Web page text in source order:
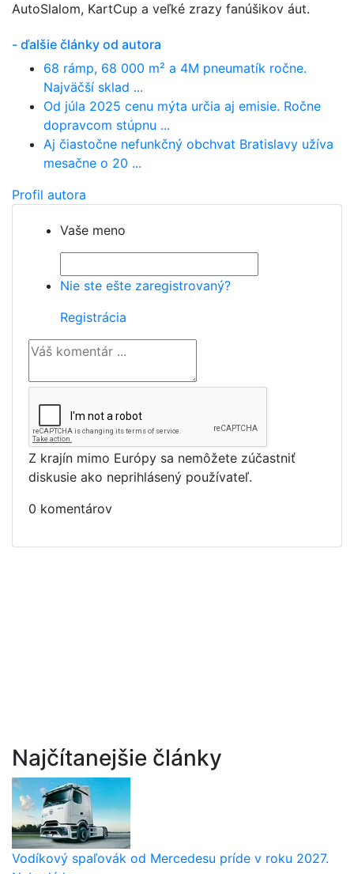
AutoSlalom, KartCup a veľké zrazy fanúšikov áut.
- ďalšie články od autora
68 rámp, 68 000 m² a 4M pneumatík ročne.
Najväčší sklad ...
Od júla 2025 cenu mýta určia aj emisie. Ročne
dopravcom stúpnu ...
Aj čiastočne nefunkčný obchvat Bratislavy užíva
mesačne o 20 ...
Profil autora
Vaše meno
Nie ste ešte zaregistrovaný?
Registrácia
Z krajín mimo Európy sa nemôžete zúčastniť
diskusie ako neprihlásený používateľ.
0 komentárov
Najčítanejšie články
Vodíkový spaľovák od Mercedesu príde v roku 2027.